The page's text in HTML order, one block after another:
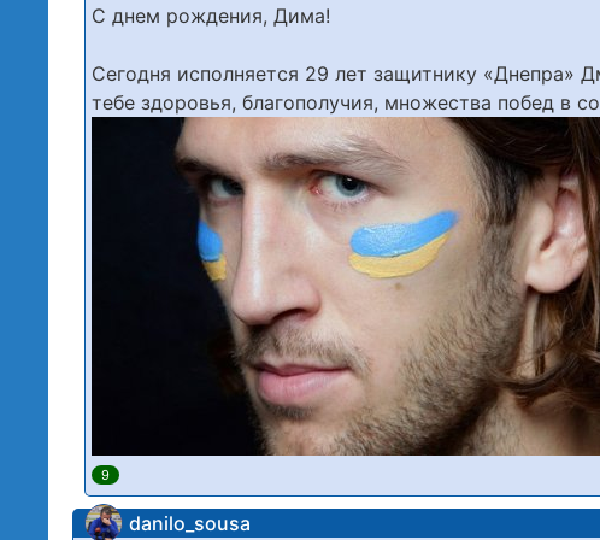
С днем рождения, Дима!
Сегодня исполняется 29 лет защитнику
тебе здоровья, благополучия, множества побед в
9
danilo_sousa